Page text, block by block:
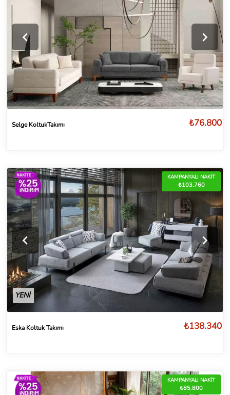
Selge KoltukTakımı ₺76.800
KAMPANYALI NAKİT
₺103.760
YENİ
Eska Koltuk Takımı ₺138.340
KAMPANYALI NAKİT
₺85.800